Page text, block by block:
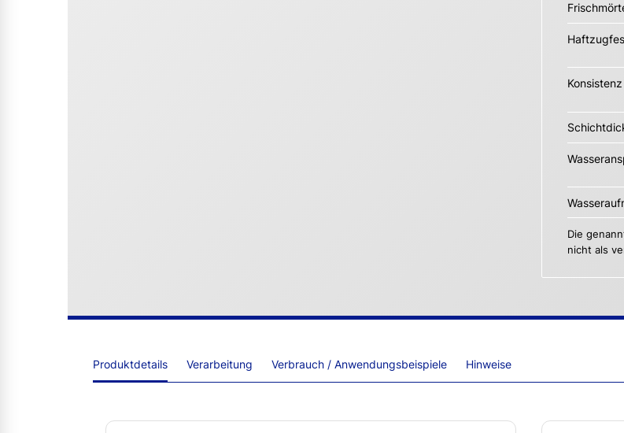
Konsistenz
Die
nicht als
Produktdetails Verarbeitung Verbrauch / Anwendungsbeispiele Hinweise